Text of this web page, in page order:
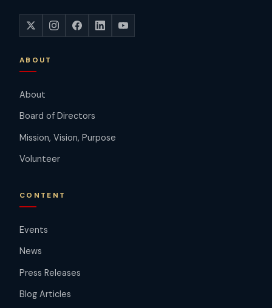
ABOUT
About
Board of Directors
Mission, Vision, Purpose
Volunteer
CONTENT
Events
News
Press Releases
Blog Articles